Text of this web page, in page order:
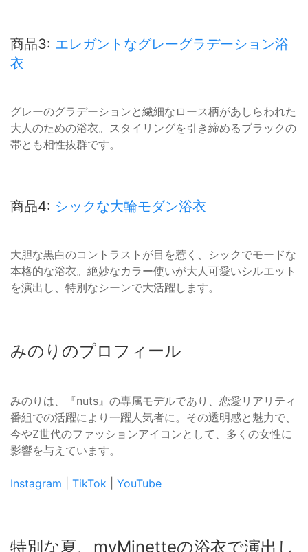
商品3: エレガントなグレーグラデーション浴
衣
グレーのグラデーションと繊細なロース柄があしらわれた
大人のための浴衣。スタイリングを引き締めるブラックの
帯とも相性抜群です。
商品4: シックな大輪モダン浴衣
大胆な黒白のコントラストが目を惹く、シックでモードな
本格的な浴衣。絶妙なカラー使いが大人可愛いシルエット
を演出し、特別なシーンで大活躍します。
みのりのプロフィール
みのりは、『nuts』の専属モデルであり、恋愛リアリティ
番組での活躍により一躍人気者に。その透明感と魅力で、
今やZ世代のファッションアイコンとして、多くの女性に
影響を与えています。
Instagram TikTok YouTube
特別な夏、myMinetteの浴衣で演出し